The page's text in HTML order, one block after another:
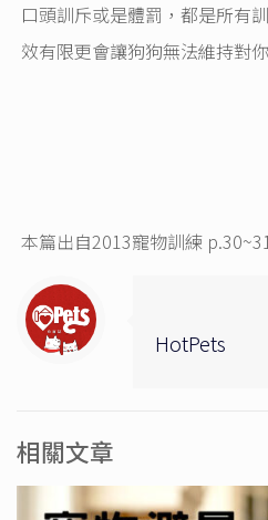
口頭訓斥或是體罰，都是所有
效有限更會讓狗狗無法維持對
本篇出自2013寵物訓練
HotPets
相關文章